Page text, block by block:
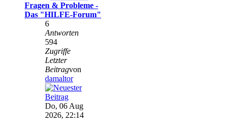
Fragen & Probleme -
Das "HILFE-Forum"
6
Antworten
594
Zugriffe
Letzter
Beitragvon
damaltor
Do, 06 Aug
2026, 22:14